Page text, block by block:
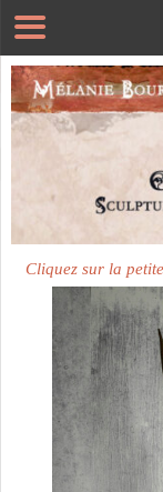
Plus disponible
Cliquez sur la